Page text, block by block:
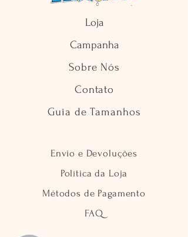
Loja
Campanha
Sobre Nós
Contato
Guia de Tamanhos
Envio e Devoluções
Política da Loja
Métodos de Pagamento
FAQ